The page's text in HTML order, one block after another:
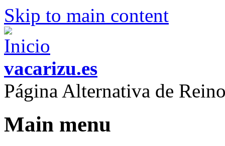
Skip to main content
vacarizu.es
Página Alternativa de
Main menu